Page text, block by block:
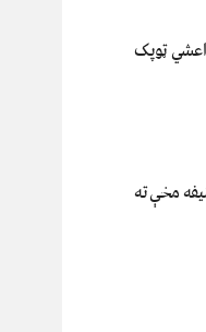
ټوپک
مخې ته